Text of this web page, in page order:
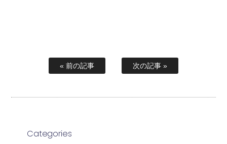
« 前の記事 次の記事 »
Categories